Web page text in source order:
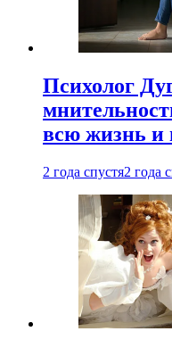
Психолог
всю жизнь и
2 года спустя2 года